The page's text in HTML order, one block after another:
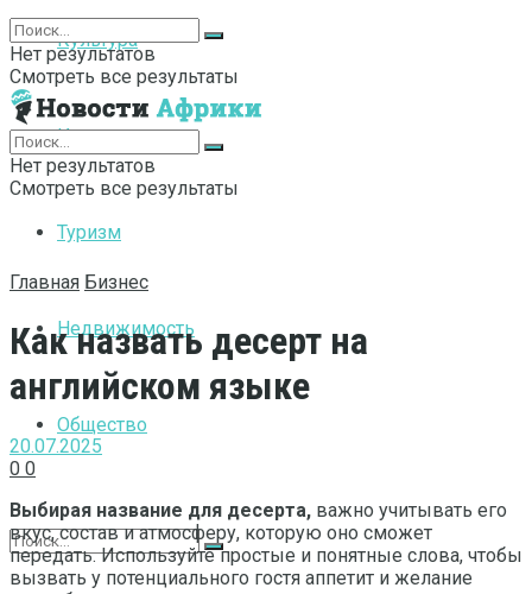
Культура
Интернет
Туризм
Недвижимость
Общество
Нет результатов
Смотреть все результаты
Нет результатов
Смотреть все результаты
Главная Бизнес
Как назвать десерт на
английском языке
20.07.2025
0 0
Выбирая название для десерта, важно учитывать его
вкус, состав и атмосферу, которую оно сможет
передать. Используйте простые и понятные слова, чтобы
вызвать у потенциального гостя аппетит и желание